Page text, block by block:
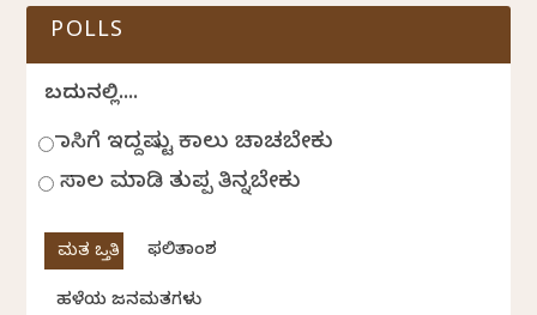
POLLS
ಬದುಕಿನಲ್ಲಿ....
ಹಾಸಿಗೆ ಇದ್ದಷ್ಟು ಕಾಲು ಚಾಚಬೇಕು
ಸಾಲ ಮಾಡಿ ತುಪ್ಪ ತಿನ್ನಬೇಕು
ಫಲಿತಾಂಶ
ಹಳೆಯ ಜನಮತಗಳು